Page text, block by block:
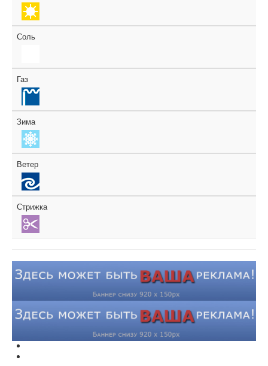
Соль
Газ
Зима
Ветер
Стрижка